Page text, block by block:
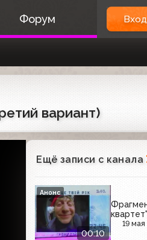
Форум Вход
вариант)
Ещё записи с канала
00:10
19 мая
Анонс